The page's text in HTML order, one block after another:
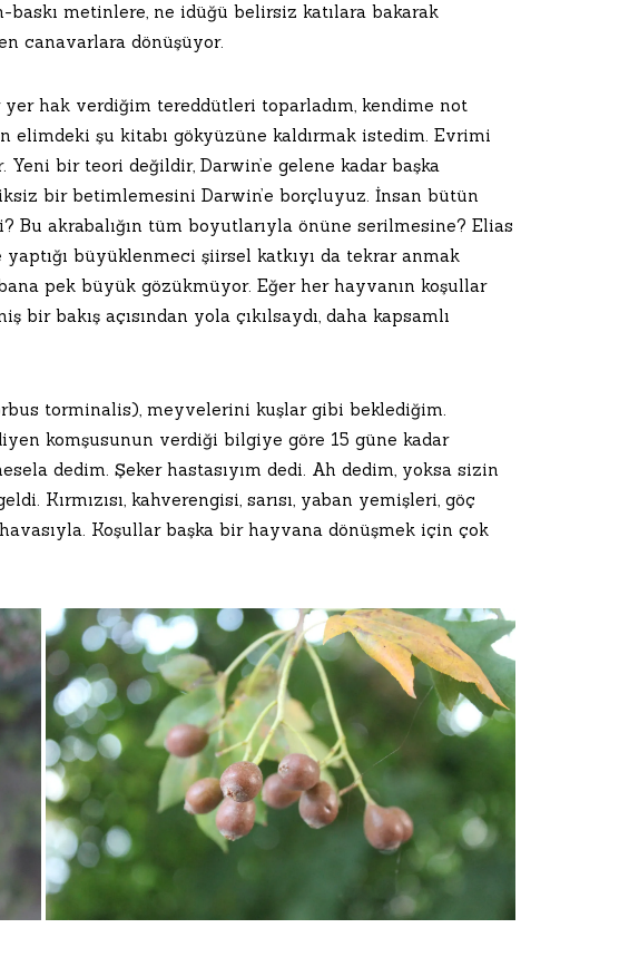
metinlere, ne idüğü belirsiz katılara bakarak
canavarlara dönüşüyor.
hak verdiğim tereddütleri toparladım, kendime not
elimdeki şu kitabı gökyüzüne kaldırmak istedim. Evrimi
bir teori değildir, Darwin’e gelene kadar başka
bir betimlemesini Darwin’e borçluyuz. İnsan bütün
Bu akrabalığın tüm boyutlarıyla önüne serilmesine? Elias
yaptığı büyüklenmeci şiirsel katkıyı da tekrar anmak
pek büyük gözükmüyor. Eğer her hayvanın koşullar
bakış açısından yola çıkılsaydı, daha kapsamlı
torminalis), meyvelerini kuşlar gibi beklediğim.
komşusunun verdiği bilgiye göre 15 güne kadar
dedim. Şeker hastasıyım dedi. Ah dedim, yoksa sizin
Kırmızısı, kahverengisi, sarısı, yaban yemişleri, göç
Koşullar başka bir hayvana dönüşmek için çok